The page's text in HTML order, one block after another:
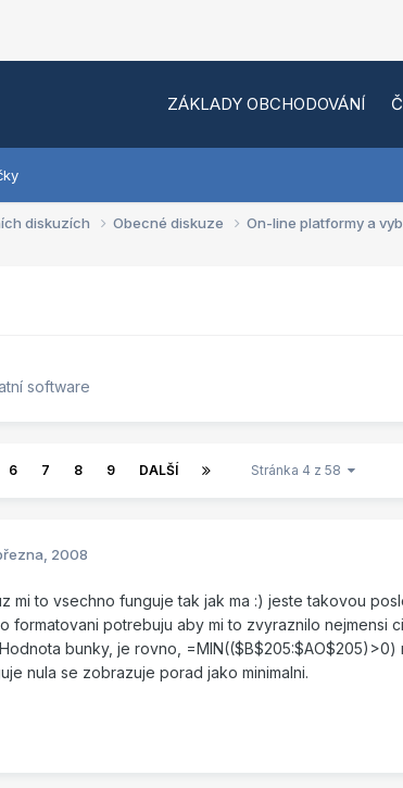
ZÁKLADY OBCHODOVÁNÍ
diskuzích Obecné diskuze On-line platformy a
software
6 7 8 9 DALŠÍ Stránka 4 z 58
2008
mi to vsechno funguje tak jak ma :) jeste takovou
formatovani potrebuju aby mi to zvyraznilo nejmensi
bunky, je rovno, =MIN(($B$205:$AO$205)>0)
nula se zobrazuje porad jako minimalni.